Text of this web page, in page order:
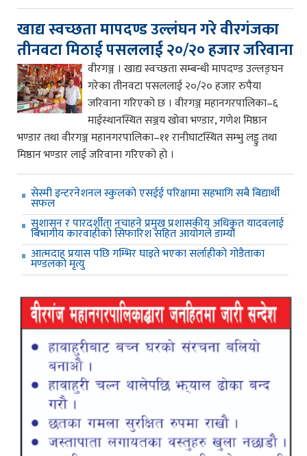
खाद्य स्वच्छता मापदण्ड उल्लंघन गरे वीरगंजका
तीनवटा मिठाई पसललाई २०/२० हजार जरिवाना
वीरगञ्ज । खाद्य स्वच्छता सम्बन्धी मापदण्ड उल्लङ्घन
गरेका तीनवटा पसललाई २०/२० हजार रुपैया
जरिवाना गरिएको छ । वीरगञ्ज महानगरपालिका–६
माईस्थानस्थित सञ्जय खोवा भण्डार, गणेश मिष्ठान
भण्डार तथा वीरगञ्ज महानगरपालिका–११ रानीघाटस्थित सम्भु लड्डु तथा
मिष्ठान भण्डार लाई जरिवाना गरिएको हो ।
सेस्मी इन्टरनेशनल स्कुलको एसईई परिक्षामा सहभागि सबै बिद्यार्थी
सफल
सुशासन र पारदर्शीता नचाहने प्रमुख प्रशासकीय अधिकृत यादवलाई
बिभागीय कारवाहीको सिफारिश सहित आयोगले डाम्यो
आत्मदाह प्रयास पछि गम्भिर घाइते भएका सर्लाहीको गोडैताका
मण्डलको मृत्यु